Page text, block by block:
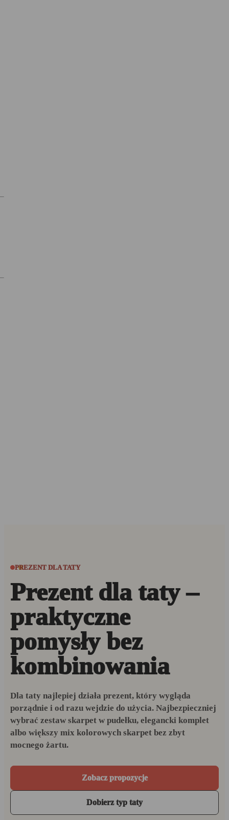
PREZENT DLA TATY
Prezent dla taty –
praktyczne
pomysły bez
kombinowania
Dla taty najlepiej działa prezent, który wygląda
porządnie i od razu wejdzie do użycia. Najbezpieczniej
wybrać zestaw skarpet w pudełku, elegancki komplet
albo większy mix kolorowych skarpet bez zbyt
mocnego żartu.
Zobacz propozycje
Dobierz typ taty